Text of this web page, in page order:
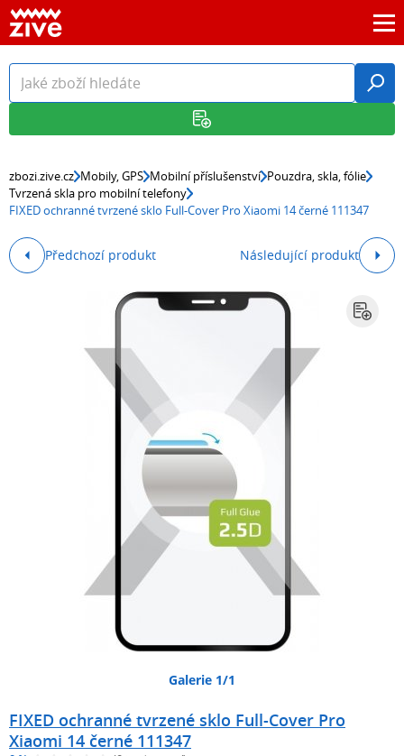
zbozi.zive.cz Mobily, GPS Mobilní příslušenství Pouzdra, skla, fólie
Tvrzená skla pro mobilní telefony
FIXED ochranné tvrzené sklo Full-Cover Pro Xiaomi 14 černé 111347
Předchozí produkt Následující produkt
Galerie 1/1
FIXED ochranné tvrzené sklo Full-Cover Pro
Xiaomi 14 černé 111347